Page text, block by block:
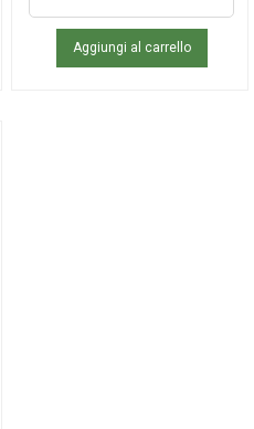
Aggiungi al carrello